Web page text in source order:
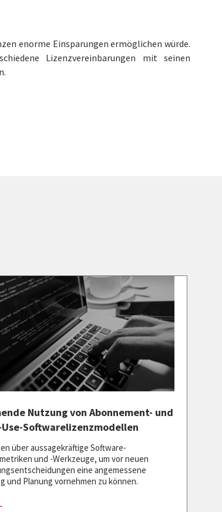
enorme Einsparungen ermöglichen würde.
Lizenzvereinbarungen mit seinen
Nutzung von Abonnement- und
Use-Softwarelizenzmodellen
über aussagekräftige Software-
und -Werkzeuge, um vor neuen
eine angemessene
und Planung vornehmen zu können.